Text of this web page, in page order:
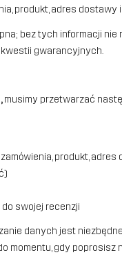
produkt, adres dostawy
bez tych informacji
kwestii gwarancyjnych.
musimy przetwarzać
produkt,
do swojej recenzji
danych jest
momentu, gdy poprosisz